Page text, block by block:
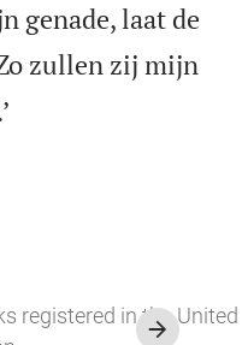
genade, laat de
zullen zij mijn

registered in the United